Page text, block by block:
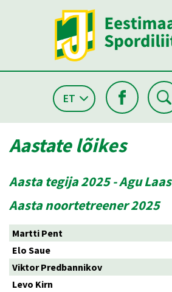
ET
Aastate lõikes
Aasta tegija 2025 - Agu Laas
Aasta noortetreener 2025
Martti Pent
Elo Saue
Viktor Predbannikov
Levo Kirn